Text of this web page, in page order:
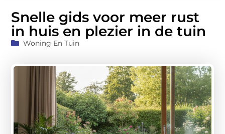
Snelle gids voor meer rust
in huis en plezier in de tuin
Woning En Tuin